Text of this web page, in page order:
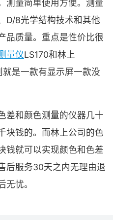
测量简单使用方便。测量
D/8光学结构技术和其他
品质量。重点是性价比很
量仪LS170和林上
就是一款有显示屏一款没
差和颜色测量的仪器几十
块钱的。而林上公司的色
钱就可以实现颜色和色差
后服务30天之内无理由退
无忧。